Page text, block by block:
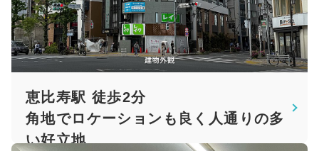
恵比寿駅 徒歩2分
角地でロケーションも良く人通りの多
い好立地